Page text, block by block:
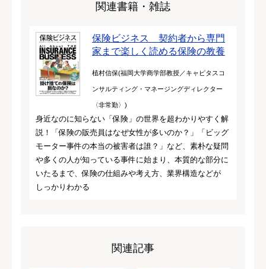
関連書籍・雑誌
保険ビジネス 契約者から専門
家まで楽しく読める保険の教養
植村信保(福岡大学商学部教授／キャピタスコ
ンサルティング・マネージングディレクター
〈非常勤〉)
身近なのに知らない「保険」の世界を超わかりやすく解
説！「保険の販売員はなぜ女性が多いのか？」「ビッグ
モーター事件の本当の被害者は誰？」など、素朴な疑問
や多くの人が知っている事件に始まり、本質的な部分に
いたるまで、保険の仕組みや考え方、業界構造などが
しっかりわかる
関連記事